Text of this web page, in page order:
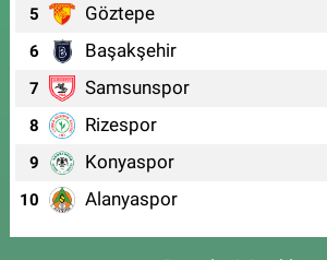
5 Göztepe
6 Başakşehir
7 Samsunspor
8 Rizespor
9 Konyaspor
10 Alanyaspor